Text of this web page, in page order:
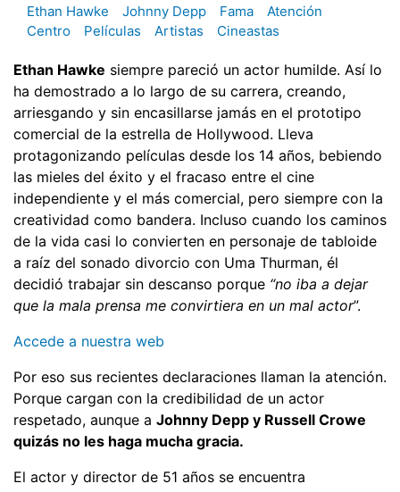
Ethan Hawke Johnny Depp Fama
Atención
Centro
Películas Artistas Cineastas
Ethan Hawke siempre pareció un actor humilde. Así lo
ha demostrado a lo largo de su carrera, creando,
arriesgando y sin encasillarse jamás en el prototipo
comercial de la estrella de Hollywood. Lleva
protagonizando películas desde los 14 años, bebiendo
las mieles del éxito y el fracaso entre el cine
independiente y el más comercial, pero siempre con la
creatividad como bandera. Incluso cuando los caminos
de la vida casi lo convierten en personaje de tabloide
a raíz del sonado divorcio con Uma Thurman, él
decidió trabajar sin descanso porque “no iba a dejar
que la mala prensa me convirtiera en un mal actor”.
Accede a nuestra web
Por eso sus recientes declaraciones llaman la atención.
Porque cargan con la credibilidad de un actor
respetado, aunque a Johnny Depp y Russell Crowe
quizás no les haga mucha gracia.
El actor y director de 51 años se encuentra